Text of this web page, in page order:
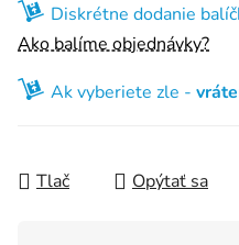
Diskrétne dodanie
Ako balíme objednávky?
Ak vyberiete zle -
Tlač Opýtať sa